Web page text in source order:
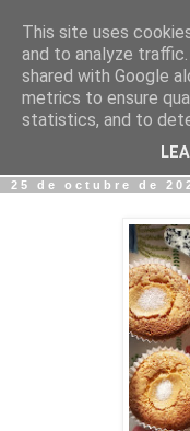
Fotos y
Miguel Sáenz de
"Un blog es como un
25 de octubre de
This site uses
and to analyze
shared with Google
metrics to ensure
statistics, and to